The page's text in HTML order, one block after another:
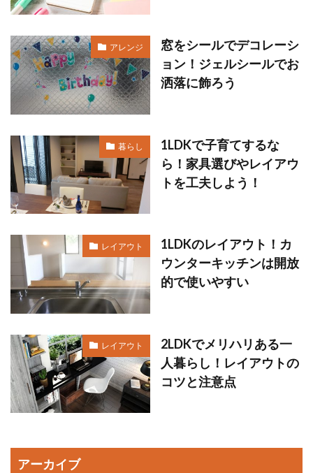
アレンジ
窓をシールでデコレーシ
ョン！ジェルシールでお
洒落に飾ろう
暮らし
1LDKで子育てするな
ら！家具選びやレイアウ
トを工夫しよう！
レイアウト
1LDKのレイアウト！カ
ウンターキッチンは開放
的で使いやすい
レイアウト
2LDKでメリハリある一
人暮らし！レイアウトの
コツと注意点
アーカイブ